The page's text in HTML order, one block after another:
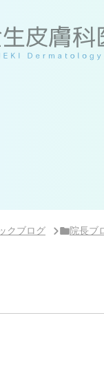
クブログ 院長ブ